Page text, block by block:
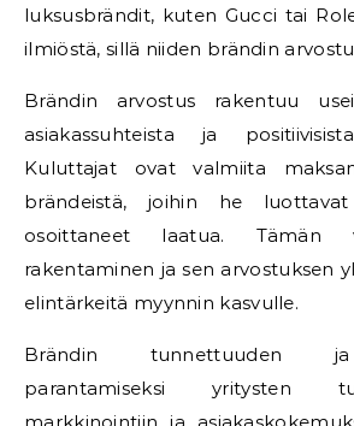
luksusbrändit, kuten Gucci tai
ilmiöstä, sillä niiden brändin
Brändin arvostus rakentuu
asiakassuhteista ja
Kuluttajat ovat valmiita
brändeistä, joihin he
osoittaneet laatua. Tämän
rakentaminen ja sen arvostuksen
elintärkeitä myynnin kasvulle.
Brändin tunnettuuden ja
parantamiseksi yritysten